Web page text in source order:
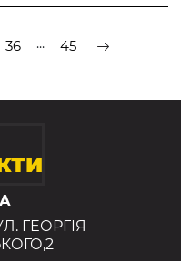
36 ... 45
ГЕОРГІЯ